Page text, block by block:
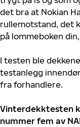
det bra at Nokian
rullemotstand, det
på lommeboken
I testen ble
testanlegg
fra forhandlere.
Vinterdekktesten
nummer fem av